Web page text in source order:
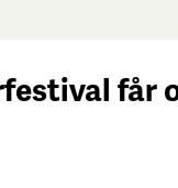
får